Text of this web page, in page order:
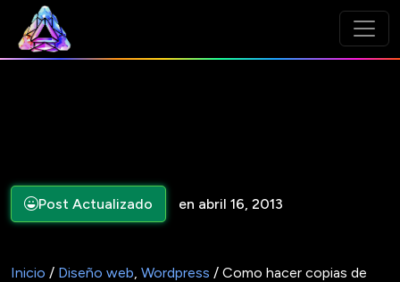
Post Actualizado en abril 16, 2013
Inicio / Diseño web, Wordpress / Como hacer copias de